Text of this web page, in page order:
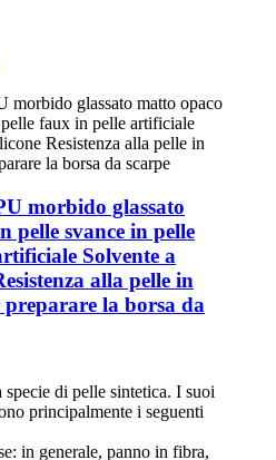
morbido glassato
pelle svance in pelle
Solvente a
alla pelle in
la borsa da
di pelle sintetica. I suoi
principalmente i seguenti
in generale, panno in fibra,